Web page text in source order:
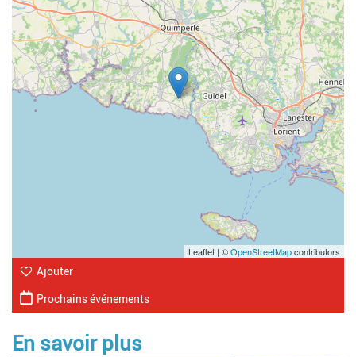
Leaflet | ©OpenStreetMapcontributors
Ajouter
Prochains événements
En savoir plus